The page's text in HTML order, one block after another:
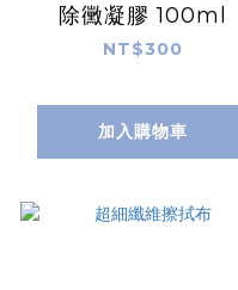
除黴凝膠 100ml
NT$300
加入購物車